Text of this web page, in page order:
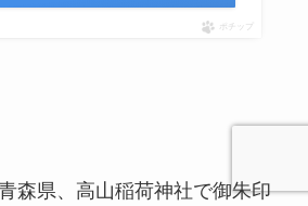
ポチップ
森県、高山稲荷神社で御朱印